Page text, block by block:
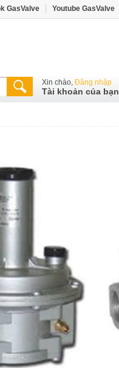
GasValve Youtube GasValve
Xin chào, Đăng nhập
Tài khoản của bạn